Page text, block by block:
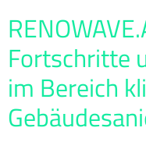
Fortschritte
im Bereich